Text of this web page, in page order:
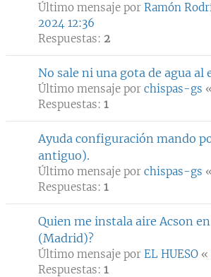
Último mensaje por Ramón
2024 12:36
Respuestas: 2
No sale ni una gota de agua al
Último mensaje por chispas-gs «
Respuestas: 1
Ayuda configuración mando
antiguo).
Último mensaje por chispas-gs «
Respuestas: 1
Quien me instala aire Acson
(Madrid)?
Último mensaje por EL HUESO «
Respuestas: 1